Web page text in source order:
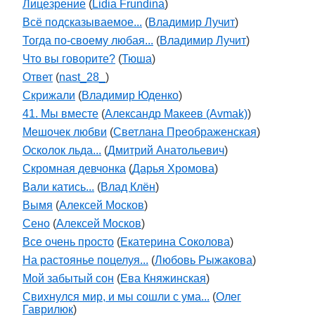
Лицезрение (Lidia Frundina)
Всё подсказываемое... (Владимир Лучит)
Тогда по-своему любая... (Владимир Лучит)
Что вы говорите? (Тюша)
Ответ (nast_28_ )
Скрижали (Владимир Юденко)
41. Мы вместе (Александр Макеев (Avmak))
Мешочек любви (Светлана Преображенская)
Осколок льда... (Дмитрий Анатольевич)
Скромная девчонка (Дарья Хромова)
Вали катись... (Влад Клён)
Вымя (Алексей Москов)
Сено (Алексей Москов)
Все очень просто (Екатерина Соколова)
На растоянье поцелуя... (Любовь Рыжакова)
Мой забытый сон (Ева Княжинская)
Свихнулся мир, и мы сошли с ума... (Олег
Гаврилюк)